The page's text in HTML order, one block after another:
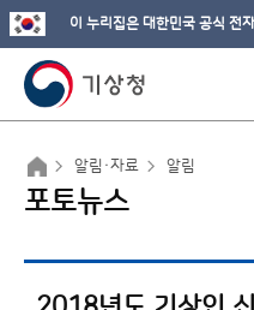
이 누리집은 대한민국 공식 전
알림·자료 알림
포토뉴스